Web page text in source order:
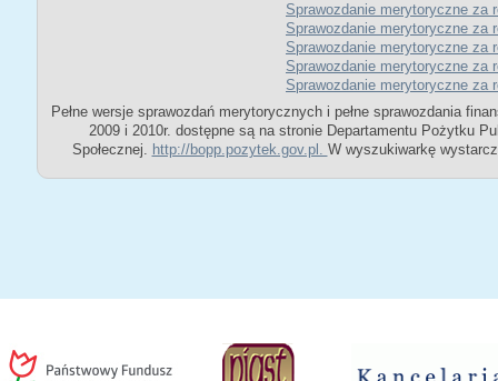
Sprawozdanie merytoryczne za
Sprawozdanie merytoryczne za
Sprawozdanie merytoryczne za
Sprawozdanie merytoryczne za
Sprawozdanie merytoryczne za
Pełne wersje sprawozdań merytorycznych i pełne sprawozdania
2009 i 2010r. dostępne są na stronie Departamentu Pożytku
Społecznej. http://bopp.pozytek.gov.pl. W wyszukiwarkę